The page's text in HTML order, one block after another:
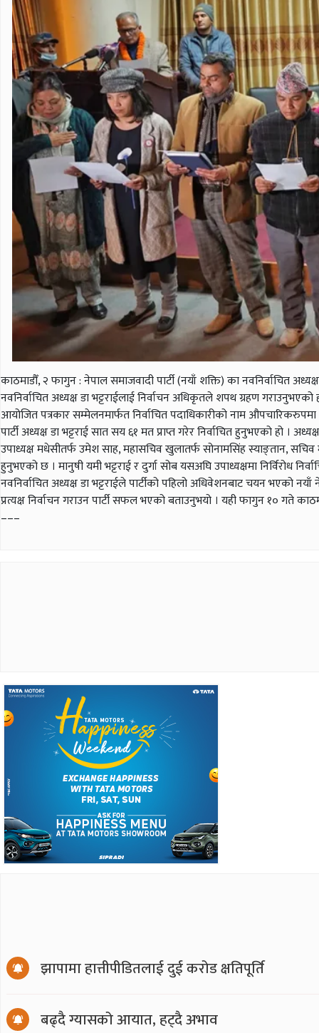
काठमाडौँ, २ फागुन : नेपाल समाजवादी पार्टी (नयाँ शक्ति) का नवनिर्वाचित
नवनिर्वाचित अध्यक्ष डा भट्टराईलाई निर्वाचन अधिकृतले शपथ ग्रहण गराउनुभएको
आयोजित पत्रकार सम्मेलनमार्फत निर्वाचित पदाधिकारीको नाम औपचारिकरुपमा
पार्टी अध्यक्ष डा भट्टराई सात सय ६१ मत प्राप्त गरेर निर्वाचित हुनुभएको हो ।
उपाध्यक्ष मधेसीतर्फ उमेश साह, महासचिव खुलातर्फ सोनामसिंह स्याङ्तान, सचिव
हुनुभएको छ । मानुषी यमी भट्टराई र दुर्गा सोब यसअघि उपाध्यक्षमा निर्विरोध
नवनिर्वाचित अध्यक्ष डा भट्टराईले पार्टीको पहिलो अधिवेशनबाट चयन
प्रत्यक्ष निर्वाचन गराउन पार्टी सफल भएको बताउनुभयो । यही फागुन १० गते
–––
झापामा हात्तीपीडितलाई दुई करोड क्षतिपूर्ति
बढ्दै ग्यासको आयात, हट्दै अभाव